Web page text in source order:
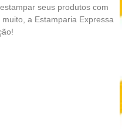
seus produtos com
a Estamparia Expressa